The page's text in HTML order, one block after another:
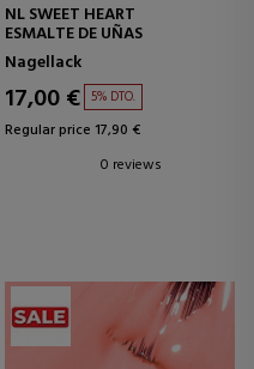
NL SWEET HEART
ESMALTE DE UÑAS
Nagellack
17,00 € 5% DTO.
Regular price 17,90 €
0 reviews